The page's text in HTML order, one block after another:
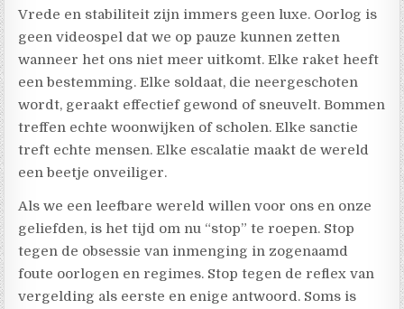
Vrede en stabiliteit zijn immers geen luxe. Oorlog is
geen videospel dat we op pauze kunnen zetten
wanneer het ons niet meer uitkomt. Elke raket heeft
een bestemming. Elke soldaat, die neergeschoten
wordt, geraakt effectief gewond of sneuvelt. Bommen
treffen echte woonwijken of scholen. Elke sanctie
treft echte mensen. Elke escalatie maakt de wereld
een beetje onveiliger.
Als we een leefbare wereld willen voor ons en onze
geliefden, is het tijd om nu “stop” te roepen. Stop
tegen de obsessie van inmenging in zogenaamd
foute oorlogen en regimes. Stop tegen de reflex van
vergelding als eerste en enige antwoord. Soms is